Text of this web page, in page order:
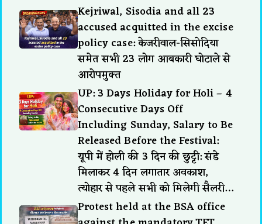
Kejriwal, Sisodia and all 23
accused acquitted in the excise
policy case: केजरीवाल-सिसोदिया
समेत सभी 23 लोग आबकारी घोटाले से
आरोपमुक्त
UP: 3 Days Holiday for Holi – 4
Consecutive Days Off
Including Sunday, Salary to Be
Released Before the Festival:
यूपी में होली की 3 दिन की छुट्टी: संडे
मिलाकर 4 दिन लगातार अवकाश,
त्योहार से पहले सभी को मिलेगी सैलरी…
Protest held at the BSA office